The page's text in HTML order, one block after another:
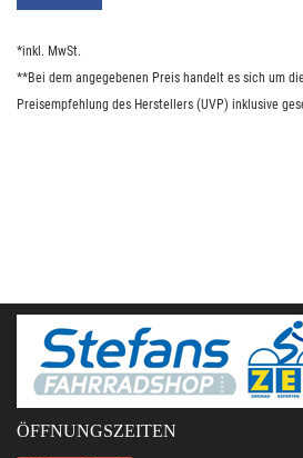
*inkl. MwSt.
**Bei dem angegebenen Preis handelt es sich um
Preisempfehlung des Herstellers (UVP) inklusive
ÖFFNUNGSZEITEN